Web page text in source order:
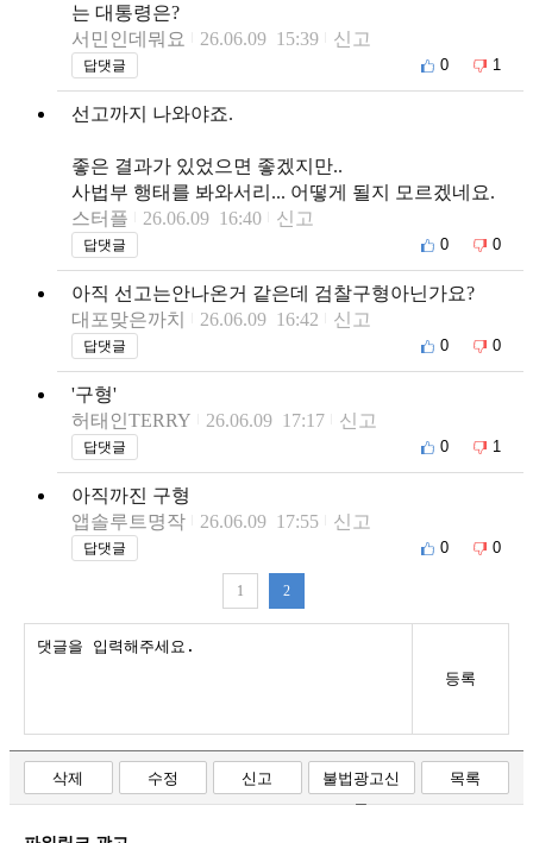
는 대통령은?
서민인데뭐요
26.06.09 15:39 신고
답댓글 0 1
선고까지 나와야죠.
좋은 결과가 있었으면 좋겠지만..
사법부 행태를 봐와서리... 어떻게 될지 모르겠네요.
스터플
26.06.09 16:40 신고
답댓글 0 0
아직 선고는안나온거 같은데 검찰구형아닌가요?
대포맞은까치
26.06.09 16:42 신고
답댓글 0 0
'구형'
허태인TERRY
26.06.09 17:17 신고
답댓글 0 1
아직까진 구형
앱솔루트명작
26.06.09 17:55 신고
답댓글 0 0
1 2
등록
삭제 수정 신고
불법광고신
고
목록